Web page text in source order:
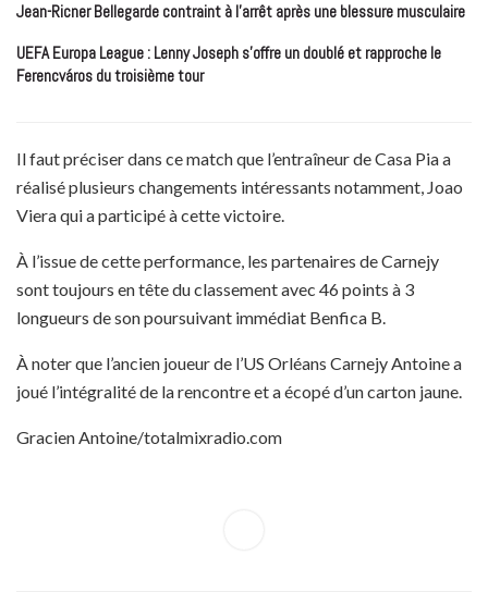
Jean-Ricner Bellegarde contraint à l’arrêt après une blessure musculaire
UEFA Europa League : Lenny Joseph s’offre un doublé et rapproche le
Ferencváros du troisième tour
Il faut préciser dans ce match que l’entraîneur de Casa Pia a
réalisé plusieurs changements intéressants notamment, Joao
Viera qui a participé à cette victoire.
À l’issue de cette performance, les partenaires de Carnejy
sont toujours en tête du classement avec 46 points à 3
longueurs de son poursuivant immédiat Benfica B.
À noter que l’ancien joueur de l’US Orléans Carnejy Antoine a
joué l’intégralité de la rencontre et a écopé d’un carton jaune.
Gracien Antoine/totalmixradio.com